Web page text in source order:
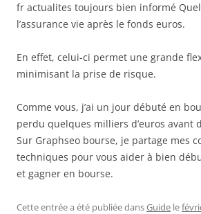
fr actualites toujours bien informé
l’assurance vie après le fonds euros.
En effet, celui-ci permet une grande
minimisant la prise de risque.
Comme vous, j’ai un jour débuté en
perdu quelques milliers d’euros avant
Sur Graphseo bourse, je partage mes
techniques pour vous aider à bien
et gagner en bourse.
Cette entrée a été publiée dansGuide le